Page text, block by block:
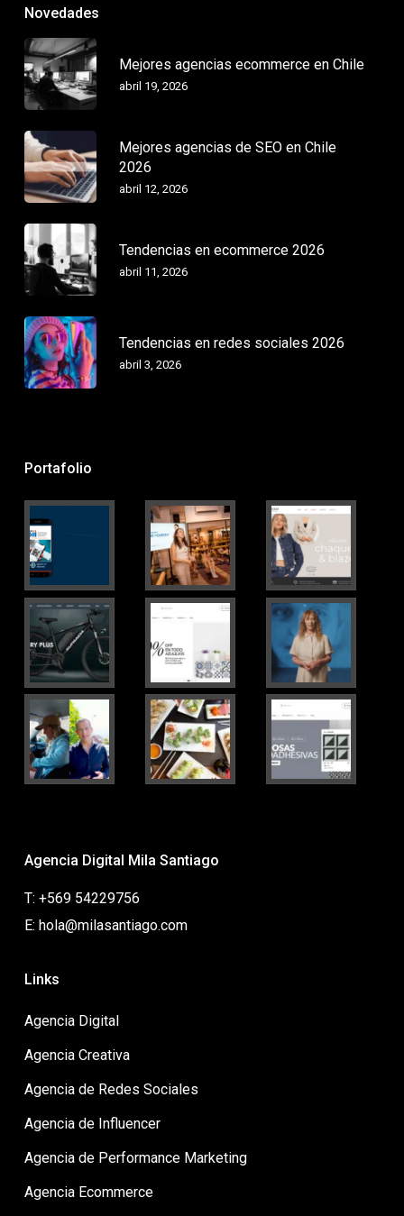
Novedades
Mejores agencias ecommerce en Chile
abril 19, 2026
Mejores agencias de SEO en Chile
2026
abril 12, 2026
Tendencias en ecommerce 2026
abril 11, 2026
Tendencias en redes sociales 2026
abril 3, 2026
Portafolio
Agencia Digital Mila Santiago
T: +569 54229756
E: hola@milasantiago.com
Links
Agencia Digital
Agencia Creativa
Agencia de Redes Sociales
Agencia de Influencer
Agencia de Performance Marketing
Agencia Ecommerce